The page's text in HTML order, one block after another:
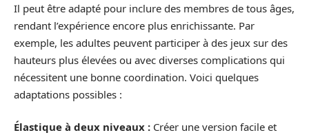
Il peut être adapté pour inclure des membres de tous âges,
rendant l’expérience encore plus enrichissante. Par
exemple, les adultes peuvent participer à des jeux sur des
hauteurs plus élevées ou avec diverses complications qui
nécessitent une bonne coordination. Voici quelques
adaptations possibles :
Élastique à deux niveaux : Créer une version facile et